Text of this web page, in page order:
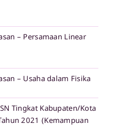
– Persamaan Linear
– Usaha dalam Fisika
Tingkat Kabupaten/Kota
2021 (Kemampuan